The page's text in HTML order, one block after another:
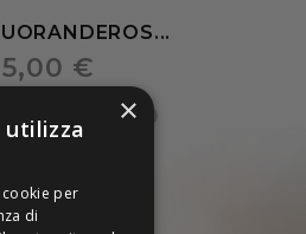
€
×
utilizza
per
di